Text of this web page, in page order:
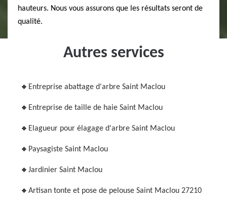
hauteurs. Nous vous assurons que les résultats seront de
qualité.
Autres services
Entreprise abattage d'arbre Saint Maclou
Entreprise de taille de haie Saint Maclou
Elagueur pour élagage d'arbre Saint Maclou
Paysagiste Saint Maclou
Jardinier Saint Maclou
Artisan tonte et pose de pelouse Saint Maclou 27210